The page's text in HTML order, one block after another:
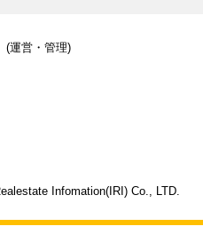
(運営・管理)
Infomation(IRI) Co., LTD.